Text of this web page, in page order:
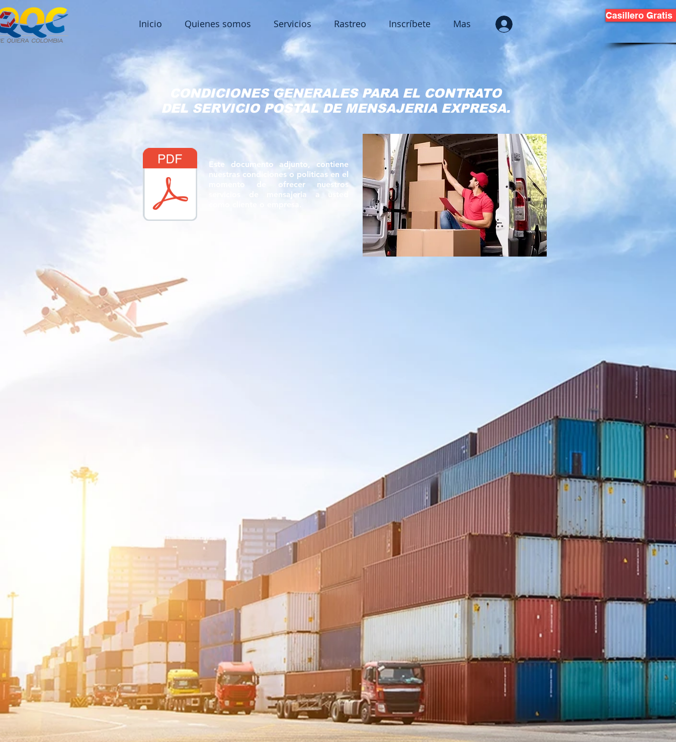
Inicio Quienes somos Servicios Rastreo Inscríbete Mas
Casillero Gratis
CONDICIONES GENERALES PARA EL CONTRATO
DEL SERVICIO POSTAL DE MENSAJERIA EXPRESA.
Este documento adjunto, contiene
nuestras condiciones o politicas en el
momento de ofrecer nuestros
servicios de mensajeria a usted